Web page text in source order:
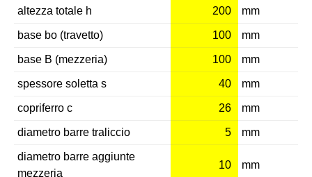
altezza totale h 200 mm
base bo (travetto) 100 mm
base B (mezzeria) 100 mm
spessore soletta s 40 mm
copriferro c 26 mm
diametro barre traliccio 5 mm
diametro barre aggiunte
mezzeria
10 mm